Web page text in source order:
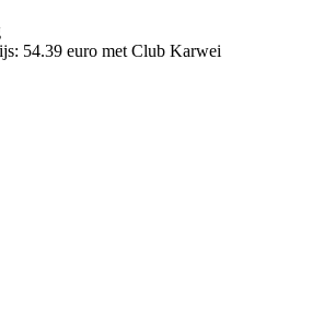
54.39 euro met Club Karwei